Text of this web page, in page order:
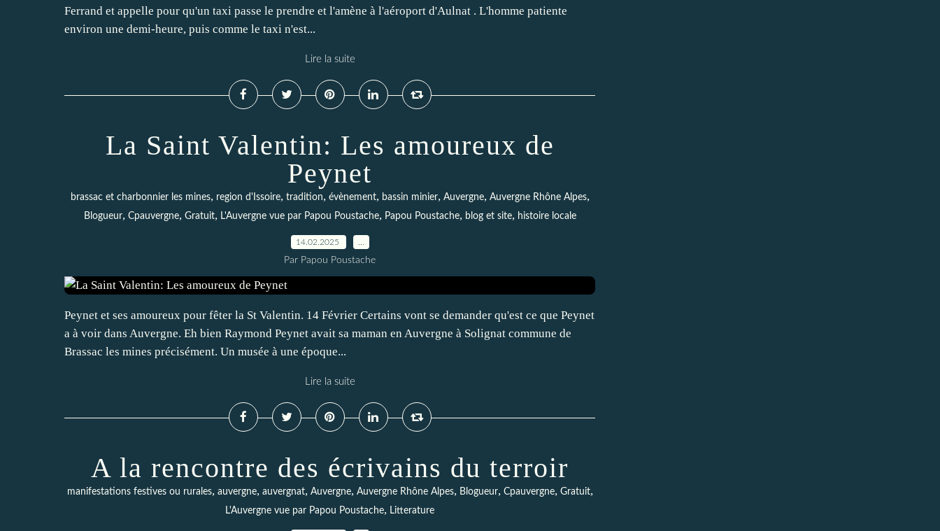
Ferrand et appelle pour qu'un taxi passe le prendre et l'amène à l'aéroport d'Aulnat . L'homme patiente
environ une demi-heure, puis comme le taxi n'est...
Lire la suite
La Saint Valentin: Les amoureux de
Peynet
brassac et charbonnier les mines, region d'Issoire, tradition, évènement, bassin minier, Auvergne, Auvergne Rhône Alpes,
Blogueur, Cpauvergne, Gratuit, L'Auvergne vue par Papou Poustache, Papou Poustache, blog et site, histoire locale
14.02.2025
Par Papou Poustache
Peynet et ses amoureux pour fêter la St Valentin. 14 Février Certains vont se demander qu'est ce que Peynet
a à voir dans Auvergne. Eh bien Raymond Peynet avait sa maman en Auvergne à Solignat commune de
Brassac les mines précisément. Un musée à une époque...
Lire la suite
A la rencontre des écrivains du terroir
manifestations festives ou rurales, auvergne, auvergnat, Auvergne, Auvergne Rhône Alpes, Blogueur, Cpauvergne, Gratuit,
L'Auvergne vue par Papou Poustache, Litterature